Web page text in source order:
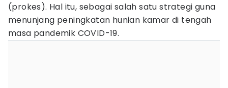
(prokes). Hal itu, sebagai salah satu strategi guna
menunjang peningkatan hunian kamar di tengah
masa pandemik COVID-19.